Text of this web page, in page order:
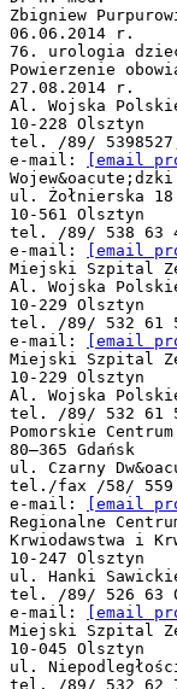
Zbigniew
06.06.2014 r.
76. urologia
Powierzenie
27.08.2014 r.
Al. Wojska
10-228 Olsztyn
tel. /89/
e-mail:
[email
ul. Żołnierska 18
10-561 Olsztyn
tel. /89/ 538 63
e-mail:
[email
Miejski Szpital
Al. Wojska
10-229 Olsztyn
tel. /89/ 532 61
e-mail:
[email
Miejski Szpital
10-229 Olsztyn
Al. Wojska
tel. /89/ 532 61
Pomorskie
80–365 Gdańsk
ul. Czarny
tel./fax /58/ 559
e-mail:
[email
Regionalne
Krwiodawstwa i
10-247 Olsztyn
ul. Hanki
tel. /89/ 526 63
e-mail:
[email
Miejski Szpital
10-045 Olsztyn
ul.
tel. /89/ 532 62